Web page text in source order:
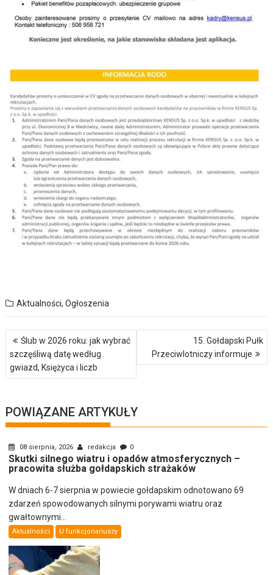
Aktualności,Ogłoszenia
Nawigacja
wpisu
Ślub w 2026 roku: jak wybrać
szczęśliwą datę według
gwiazd, Księżyca i liczb
15. Gołdapski Pułk
Przeciwlotniczy informuje
POWIĄZANE ARTYKUŁY
08 sierpnia, 2026 redakcja 0
Skutki silnego wiatru i opadów atmosferycznych –
pracowita służba gołdapskich strażaków
W dniach 6-7 sierpnia w powiecie gołdapskim odnotowano 69
zdarzeń spowodowanych silnymi porywami wiatru oraz
gwałtownymi...
Aktualności U funkcjonariuszy